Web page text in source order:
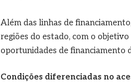
Além das linhas de
regiões do estado, com o
oportunidades de financiamento
Condições diferenciadas no